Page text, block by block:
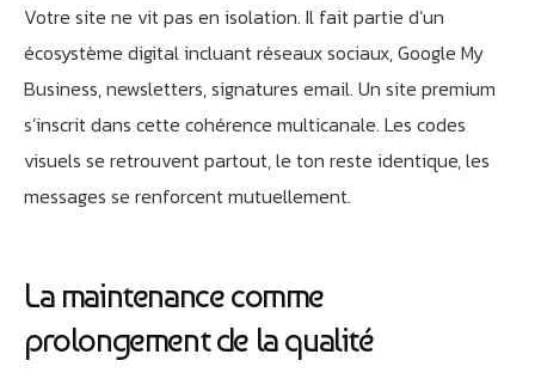
Votre site ne vit pas en isolation. Il fait partie d’un
écosystème digital incluant réseaux sociaux, Google My
Business, newsletters, signatures email. Un site premium
s’inscrit dans cette cohérence multicanale. Les codes
visuels se retrouvent partout, le ton reste identique, les
messages se renforcent mutuellement.
La maintenance comme
prolongement de la qualité